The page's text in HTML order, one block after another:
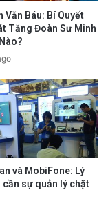
Văn Báu: Bí Quyết
Tăng Đoàn Sư Minh
và MobiFone: Lý
cần sự quản lý chặt